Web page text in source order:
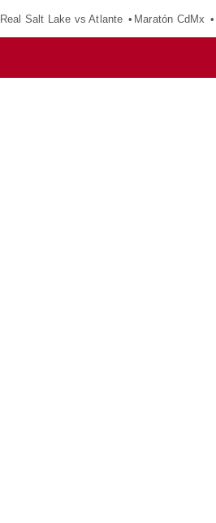
Real Salt Lake vs Atlante Maratón CdMx